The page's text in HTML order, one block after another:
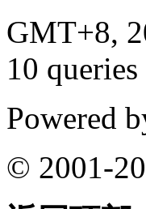
GMT+8,
10 queries
Powered
© 2001-